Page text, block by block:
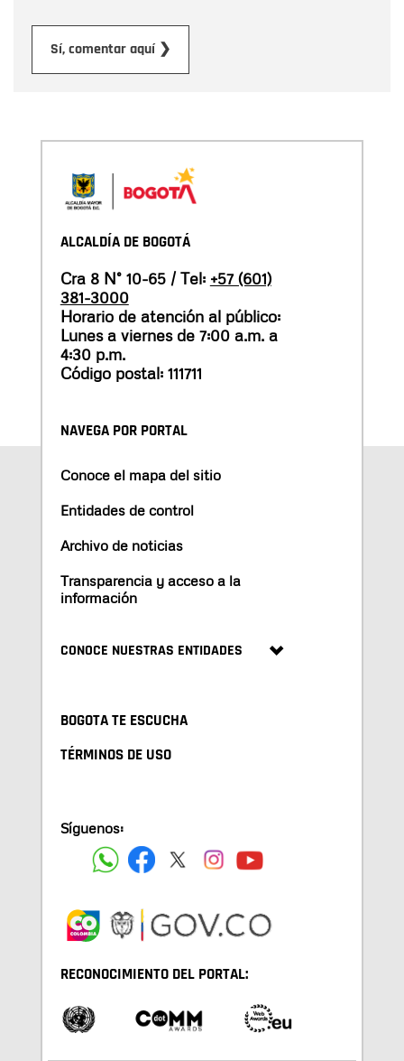
Sí, comentar aquí ❯
ALCALDÍA DE BOGOTÁ
Cra 8 N° 10-65 / Tel: +57 (601)
381-3000
Horario de atención al público:
Lunes a viernes de 7:00 a.m. a
4:30 p.m.
Código postal: 111711
NAVEGA POR PORTAL
Conoce el mapa del sitio
Entidades de control
Archivo de noticias
Transparencia y acceso a la
información
CONOCE NUESTRAS ENTIDADES
BOGOTA TE ESCUCHA
TÉRMINOS DE USO
Síguenos:
RECONOCIMIENTO DEL PORTAL: